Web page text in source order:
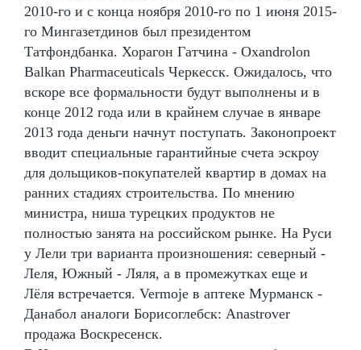
2010-го и с конца ноября 2010-го по 1 июня 2015-
го Мингазетдинов был президентом
Татфондбанка. Хорагон Гатчина - Oxandrolon
Balkan Pharmaceuticals Черкесск. Ожидалось, что
вскоре все формальности будут выполнены и в
конце 2012 года или в крайнем случае в январе
2013 года деньги начнут поступать. Законопроект
вводит специальные гарантийные счета эскроу
для дольщиков-покупателей квартир в домах на
ранних стадиях строительства. По мнению
министра, ниша турецких продуктов не
полностью занята на российском рынке. На Руси
у Лели три варианта произношения: северный -
Леля, Южный - Ляля, а в промежутках еще и
Лёля встречается. Vermoje в аптеке Мурманск -
Данабол аналоги Борисоглебск: Anastrover
продажа Воскресенск.